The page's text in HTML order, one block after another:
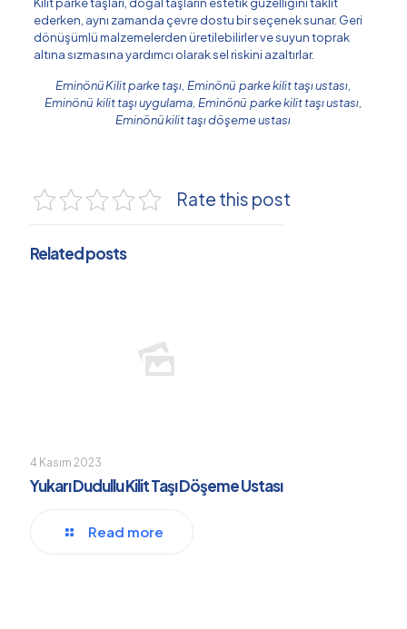
ederken, aynı zamanda çevre dostu bir seçenek sunar. Geri
dönüşümlü malzemelerden üretilebilirler ve suyun toprak
altına sızmasına yardımcı olarak sel riskini azaltırlar.
Eminönü Kilit parke taşı, Eminönü parke kilit taşı ustası,
Eminönü kilit taşı uygulama, Eminönü parke kilit taşı ustası,
Eminönü kilit taşı döşeme ustası
Rate this post
Related posts
4 Kasım 2023
Yukarı Dudullu Kilit Taşı Döşeme Ustası
Read more